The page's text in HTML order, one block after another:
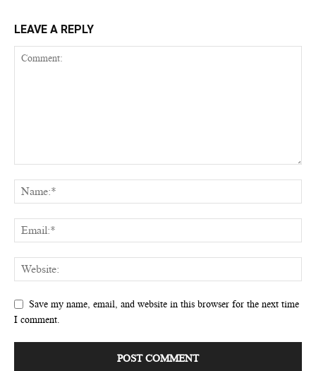
LEAVE A REPLY
Save my name, email, and website in this browser for the next time
I comment.